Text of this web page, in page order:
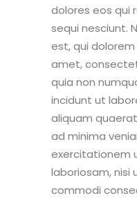
dolores eos qui
sequi nesciunt.
est, qui
amet,
quia non
incidunt ut
aliquam
ad minima
exercitationem
laboriosam, nisi
commodi